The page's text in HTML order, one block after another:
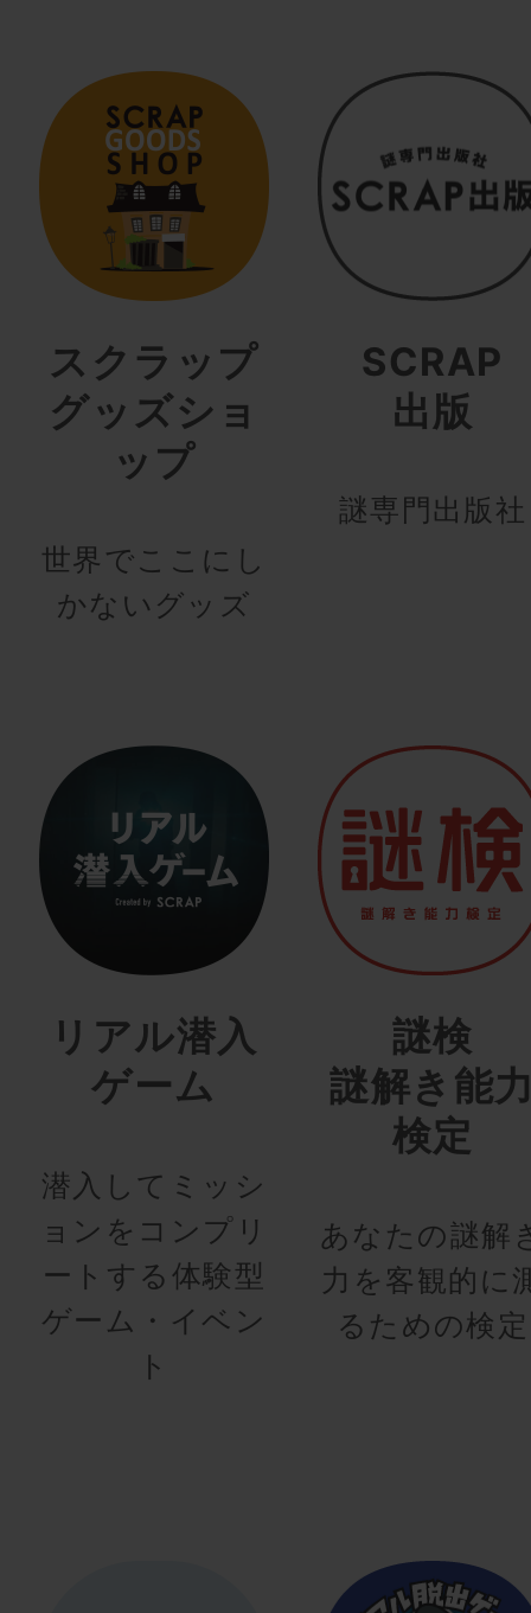
スクラップ
グッズショ
ップ
世界でここにし
かないグッズ
SCRAP
出版
謎専門出版社
リアル潜入
ゲーム
潜入してミッシ
ョンをコンプリ
ートする体験型
ゲーム・イベン
ト
謎検
謎解き能
検定
あなたの謎解
力を客観的に
るための検定